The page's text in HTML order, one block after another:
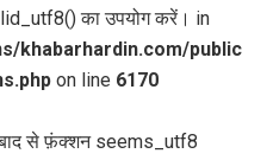
का उपयोग करें। in
khabarhardin.com/public
on line 6170
से फ़ंक्शन seems_utf8